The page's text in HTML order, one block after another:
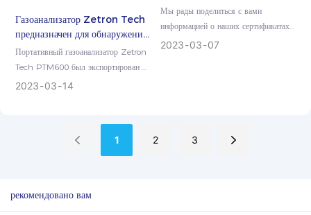
Газоанализатор Zetron Tech
предназначен для обнаружения
выбросов газа на свалке в
Омане.
Портативный газоанализатор Zetron
Tech PTM600 был экспортирован в
Оман на Ближнем Востоке в марте.
2023 03 14
сертифицирована по стандарту
ISO 2023!
Мы рады поделиться с вами
информацией о наших сертификатах
ISO 14001:2015 (система
2023 03 07
1 2 3
рекомендовано вам